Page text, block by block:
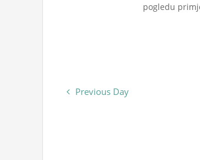
pogledu
Previous Day